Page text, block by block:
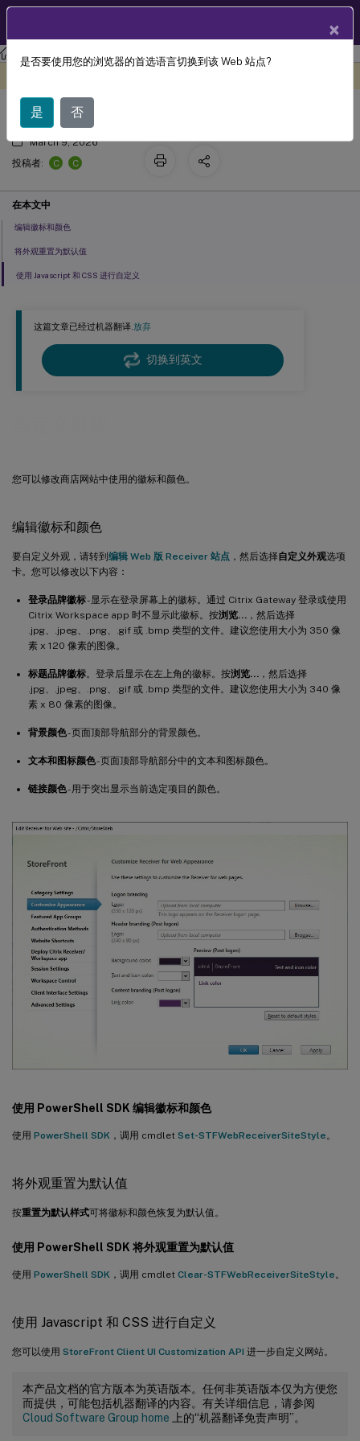
StoreFront StoreFront 2203
这篇文章已经过机器翻译.放弃
切换到英文
您可以修改商店网站中使用的徽标和颜色。
编辑徽标和颜色
要自定义外观，请转到编辑 Web 版 Receiver 站点 ，然后选择自定义外观选项
卡。您可以修改以下内容：
登录品牌徽标- 显示在登录屏幕上的徽标。通过 Citrix Gateway 登录或使用
Citrix Workspace app 时不显示此徽标。按浏览… ，然后选择
.jpg、.jpeg、.png、.gif 或 .bmp 类型的文件。建议您使用大小为 350 像
素 x 120 像素的图像。
标题品牌徽标。登录后显示在左上角的徽标。按浏览… ，然后选择
.jpg、.jpeg、.png、.gif 或 .bmp 类型的文件。建议您使用大小为 340 像
素 x 80 像素的图像。
背景颜色- 页面顶部导航部分的背景颜色。
文本和图标颜色- 页面顶部导航部分中的文本和图标颜色。
链接颜色- 用于突出显示当前选定项目的颜色。
使用 PowerShell SDK 编辑徽标和颜色
使用 PowerShell SDK ，调用 cmdlet Set-STFWebReceiverSiteStyle。
将外观重置为默认值
按重置为默认样式可将徽标和颜色恢复为默认值。
使用 PowerShell SDK 将外观重置为默认值
使用 PowerShell SDK ，调用 cmdlet Clear-STFWebReceiverSiteStyle。
使用 Javascript 和 CSS 进行自定义
您可以使用 StoreFront Client UI Customization API 进一步自定义网站。
本产品文档的官方版本为英语版本。任何非英语版本仅为方便您
而提供，可能包括机器翻译的内容。有关详细信息，请参阅
Cloud Software Group home 上的“机器翻译免责声明”。
自定义外观
March 9, 2026
投稿者:
C C
在本文中
编辑徽标和颜色
将外观重置为默认值
使用 Javascript 和 CSS 进行自定义
×
是否要使用您的浏览器的首选语言切换到该 Web 站点?
是 否